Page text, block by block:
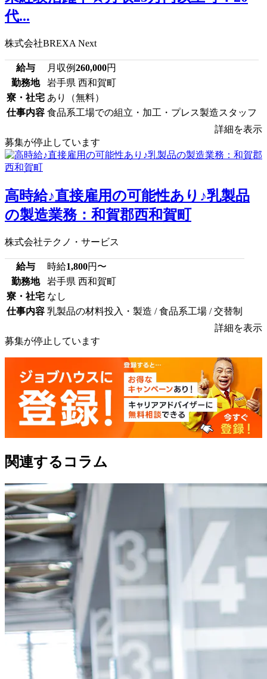
代...
株式会社BREXA Next
給与 月収例260,000円
勤務地
岩手県 西和賀町
寮・社宅 あり（無料）
仕事内容 食品系工場での組立・加工・プレス製造スタッフ
詳細を表示
募集が停止しています
高時給♪直接雇用の可能性あり♪乳製品
の製造業務：和賀郡西和賀町
株式会社テクノ・サービス
給与 時給1,800円〜
勤務地
岩手県 西和賀町
寮・社宅 なし
仕事内容 乳製品の材料投入・製造 / 食品系工場 / 交替制
詳細を表示
募集が停止しています
関連するコラム